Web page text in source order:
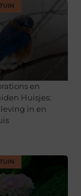
en
Huisjes:
in en